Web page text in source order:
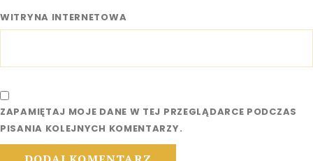
WITRYNA INTERNETOWA
ZAPAMIĘTAJ MOJE DANE W TEJ PRZEGLĄDARCE PODCZAS
PISANIA KOLEJNYCH KOMENTARZY.